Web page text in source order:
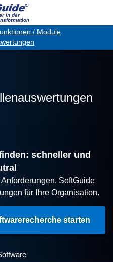
in der
/ Module
schneller und
SoftGuide
für Ihre Organisation.
starten